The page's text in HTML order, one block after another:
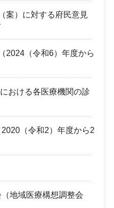
案）に対する府民意見
2024（令和6）年度から
おける各医療機関の診
（令和2）年度から2
地域医療構想調整会